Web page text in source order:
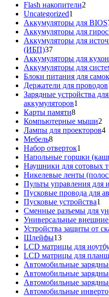
Flash накопители2
Uncategorized1
товар
Аккумуляторы для BIOS
Аккумуляторы для
Аккумуляторы для
(ИБП)3737
товаров
Аккумуляторы для
Аккумуляторы для
Блоки питания для
Держатели для проводов
Зарядные устройства
аккумуляторов1
Карты памяти88
товаров
Компьютерные мыши2
Лампы для проекторов44
Мебель88
товаров
Набор отверток1
товар
Напольные горшки
Наушники для сотовых
Никелевые ленты
Пульты управления для
Пусковые провода для
Пусковые устройства1
Сменные разъемы для
Универсальные
Устройства защиты от
Шлейфы1313
товаров
LCD матрицы для
LCD матрицы для
Автомобильные
Автомобильные
Автомобильные
Автомобильные